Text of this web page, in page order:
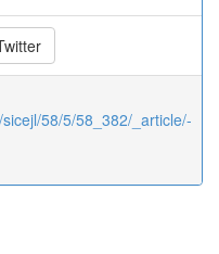
58/5/58_382/_article/-